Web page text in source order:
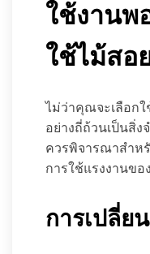
ใช้งานพ
ใช้ไม้สอ
ไม่ว่าคุณจะเลือก
อย่างถี่ถ้วนเป็นสิ่ง
ควรพิจารณาสำห
การใช้แรงงานขอ
การเปลี่ย